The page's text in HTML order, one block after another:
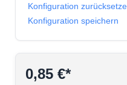
Konfiguration
Konfiguration speichern
0,85 €*